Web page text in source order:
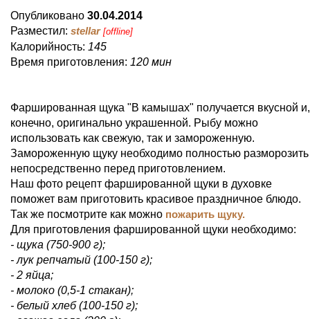
Опубликовано 30.04.2014
Разместил: stellar [offline]
Калорийность: 145
Время приготовления: 120 мин
Фаршированная щука "В камышах" получается вкусной и,
конечно, оригинально украшенной. Рыбу можно
использовать как свежую, так и замороженную.
Замороженную щуку необходимо полностью разморозить
непосредственно перед приготовлением.
Наш фото рецепт фаршированной щуки в духовке
поможет вам приготовить красивое праздничное блюдо.
Так же посмотрите как можно пожарить щуку.
Для приготовления фаршированной щуки необходимо:
- щука (750-900 г);
- лук репчатый (100-150 г);
- 2 яйца;
- молоко (0,5-1 стакан);
- белый хлеб (100-150 г);